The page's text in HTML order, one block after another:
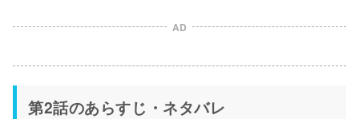
AD
第2話のあらすじ・ネタバレ